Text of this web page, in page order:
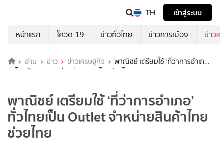
TH
เข้าสู่ระบบ
หน้าแรก
โควิด-19 ข่าวทั่วไทย ข่าวการเมือง ข่าว
อ่าน ข่าว ข่าวเศรษฐกิจ
พาณิชย์ เตรียมใช้ ‘ที่ว่าการอำเภอ’
ทั่วไทยเป็น Outlet จำหน่ายสินค้าไทยช่วยไทย
พาณิชย์ เตรียมใช้ ‘ที่ว่าการอำเภอ’
ทั่วไทยเป็น Outlet จำหน่ายสินค้าไทย
ช่วยไทย